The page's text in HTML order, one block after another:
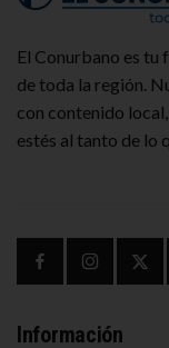
El Conurbano es tu
de toda la región.
con contenido
estés al tanto de lo
Información